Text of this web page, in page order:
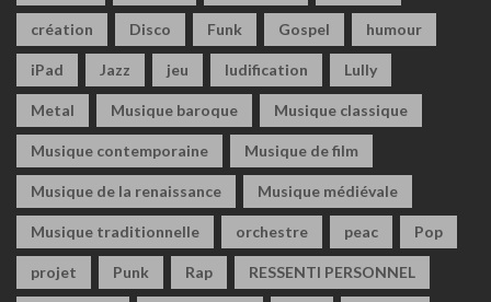
création Disco Funk Gospel humour
iPad Jazz jeu ludification Lully
Metal Musique baroque Musique classique
Musique contemporaine Musique de film
Musique de la renaissance Musique médiévale
Musique traditionnelle orchestre peac Pop
projet Punk Rap RESSENTI PERSONNEL